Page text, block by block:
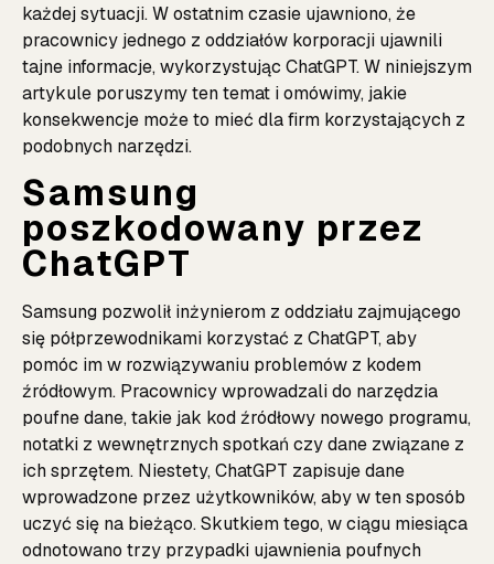
każdej sytuacji. W ostatnim czasie ujawniono, że
pracownicy jednego z oddziałów korporacji ujawnili
tajne informacje, wykorzystując ChatGPT. W niniejszym
artykule poruszymy ten temat i omówimy, jakie
konsekwencje może to mieć dla firm korzystających z
podobnych narzędzi.
Samsung
poszkodowany przez
ChatGPT
Samsung pozwolił inżynierom z oddziału zajmującego
się półprzewodnikami korzystać z ChatGPT, aby
pomóc im w rozwiązywaniu problemów z kodem
źródłowym. Pracownicy wprowadzali do narzędzia
poufne dane, takie jak kod źródłowy nowego programu,
notatki z wewnętrznych spotkań czy dane związane z
ich sprzętem. Niestety, ChatGPT zapisuje dane
wprowadzone przez użytkowników, aby w ten sposób
uczyć się na bieżąco. Skutkiem tego, w ciągu miesiąca
odnotowano trzy przypadki ujawnienia poufnych